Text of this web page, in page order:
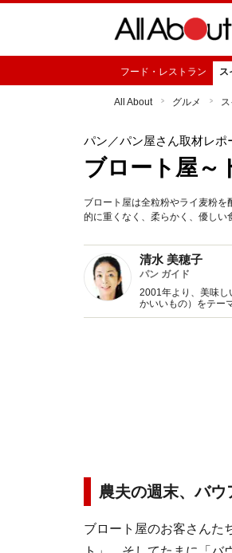
フード・レストラン ス
All About グルメ
パン ／パン屋さん取材レポ
ブロート屋～
ブロート屋は全粒粉やライ麦粉
的に重くなく、柔らかく、優しい
清水 美穂子
パン ガイド
2001年より、美味
かいいもの）をテー
誌、書籍にて活動中
農夫の週末、バウ
ブロート屋のお客さんた